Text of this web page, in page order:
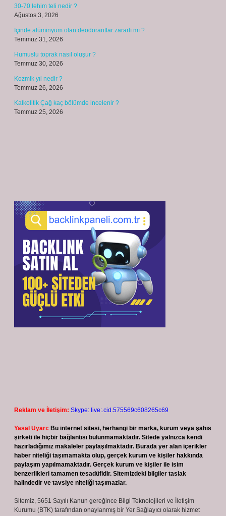
30-70 lehim teli nedir ?
Ağustos 3, 2026
İçinde alüminyum olan deodorantlar zararlı mı ?
Temmuz 31, 2026
Humuslu toprak nasıl oluşur ?
Temmuz 30, 2026
Kozmik yıl nedir ?
Temmuz 26, 2026
Kalkolitik Çağ kaç bölümde incelenir ?
Temmuz 25, 2026
Reklam ve İletişim: Skype: live:.cid.575569c608265c69
Yasal Uyarı: Bu internet sitesi, herhangi bir marka, kurum veya şahıs
şirketi ile hiçbir bağlantısı bulunmamaktadır. Sitede yalnızca kendi
hazırladığımız makaleler paylaşılmaktadır. Burada yer alan içerikler
haber niteliği taşımamakta olup, gerçek kurum ve kişiler hakkında
paylaşım yapılmamaktadır. Gerçek kurum ve kişiler ile isim
benzerlikleri tamamen tesadüfidir. Sitemizdeki bilgiler taslak
halindedir ve tavsiye niteliği taşımazlar.
Sitemiz, 5651 Sayılı Kanun gereğince Bilgi Teknolojileri ve İletişim
Kurumu (BTK) tarafından onaylanmış bir Yer Sağlayıcı olarak hizmet